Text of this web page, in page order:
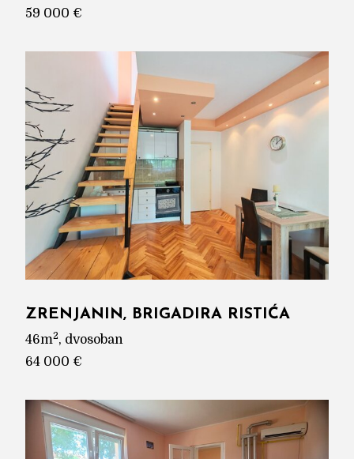
59 000 €
ZRENJANIN, BRIGADIRA RISTIĆA
46m2, dvosoban
64 000 €